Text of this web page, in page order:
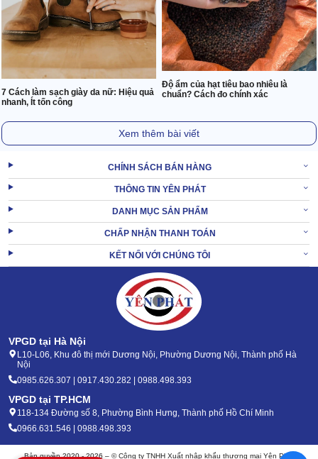
7 Cách làm sạch giày da nữ: Hiệu quả
nhanh, Ít tốn công
Độ ẩm của hạt tiêu bao nhiêu là
chuẩn? Cách đo chính xác
Xem thêm bài viết
CHÍNH SÁCH BÁN HÀNG
THÔNG TIN YÊN PHÁT
DANH MỤC SẢN PHẨM
CHẤP NHẬN THANH TOÁN
KẾT NỐI VỚI CHÚNG TÔI
VPGD tại Hà Nội
L10-L06, Khu đô thị mới Dương Nội, Phường Dương Nội, Thành phố Hà
Nội
0985.626.307 | 0917.430.282 | 0988.498.393
VPGD tại TP.HCM
118-134 Đường số 8, Phường Bình Hưng, Thành phố Hồ Chí Minh
0966.631.546 | 0988.498.393
Bản quyền 2020 - 2026 – © Công ty TNHH Xuất nhập khẩu thương mại Yên Phát